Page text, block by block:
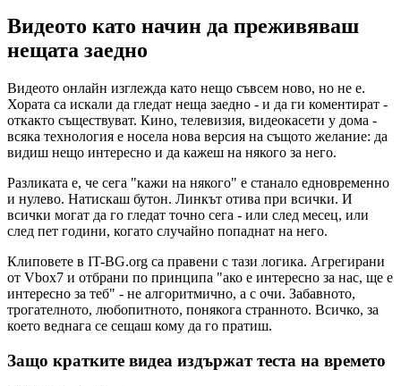
Видеото като начин да преживяваш
нещата заедно
Видеото онлайн изглежда като нещо съвсем ново, но не е.
Хората са искали да гледат неща заедно - и да ги коментират -
откакто съществуват. Кино, телевизия, видеокасети у дома -
всяка технология е носела нова версия на същото желание: да
видиш нещо интересно и да кажеш на някого за него.
Разликата е, че сега "кажи на някого" е станало едновременно
и нулево. Натискаш бутон. Линкът отива при всички. И
всички могат да го гледат точно сега - или след месец, или
след пет години, когато случайно попаднат на него.
Клиповете в IT-BG.org са правени с тази логика. Агрегирани
от Vbox7 и отбрани по принципа "ако е интересно за нас, ще е
интересно за теб" - не алгоритмично, а с очи. Забавното,
трогателното, любопитното, понякога странното. Всичко, за
което веднага се сещаш кому да го пратиш.
Защо кратките видеа издържат теста на времето